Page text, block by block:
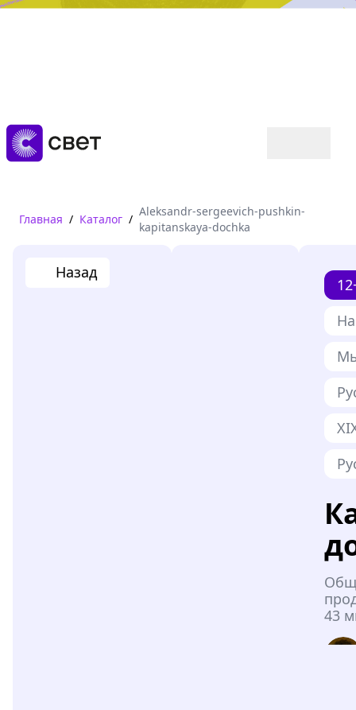
Дружба, любовь, взросление
Читать
Главная / Каталог /
Aleksandr-sergeevich-pushkin-
kapitanskaya-dochka
Назад
43